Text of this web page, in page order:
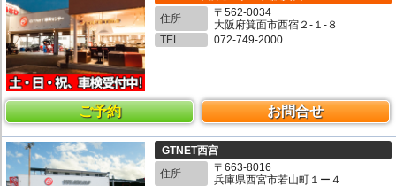
住所
〒562-0034
大阪府箕面市西宿２-１-８
TEL
072-749-2000
ご予約 お問合せ
GTNET西宮
住所
〒663-8016
兵庫県西宮市若山町１ー４